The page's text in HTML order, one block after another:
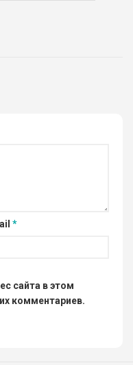
*
сайта в этом
комментариев.